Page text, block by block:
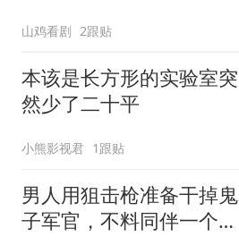
山鸡看剧 2跟贴
本该是长方形的实验室突
然少了二十平
小熊影视君 1跟贴
男人用狙击枪准备干掉鬼
子军官，不料同伴一个手